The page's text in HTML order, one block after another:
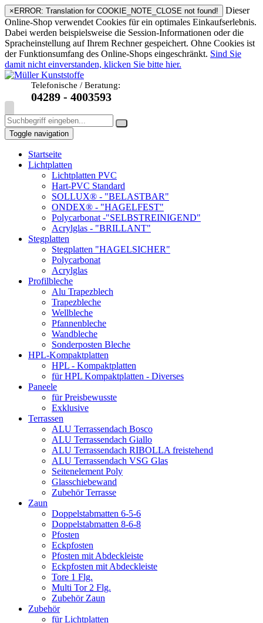
× ERROR: Translation for COOKIE_NOTE_CLOSE not found!
Dieser
Online-Shop verwendet Cookies für ein optimales Einkaufserlebnis.
Dabei werden beispielsweise die Session-Informationen oder die
Spracheinstellung auf Ihrem Rechner gespeichert. Ohne Cookies ist
der Funktionsumfang des Online-Shops eingeschränkt. Sind Sie
damit nicht einverstanden, klicken Sie bitte hier.
Telefonische / Beratung:
04289 - 4003593
Toggle navigation
Startseite
Lichtplatten
Lichtplatten PVC
Hart-PVC Standard
SOLLUX® - "BELASTBAR"
ONDEX® - "HAGELFEST"
Polycarbonat -"SELBSTREINIGEND"
Acrylglas - "BRILLANT"
Stegplatten
Stegplatten "HAGELSICHER"
Polycarbonat
Acrylglas
Profilbleche
Alu Trapezblech
Trapezbleche
Wellbleche
Pfannenbleche
Wandbleche
Sonderposten Bleche
HPL-Kompaktplatten
HPL - Kompaktplatten
für HPL Kompaktplatten - Diverses
Paneele
für Preisbewusste
Exklusive
Terrassen
ALU Terrassendach Bosco
ALU Terrassendach Giallo
ALU Terrassendach RIBOLLA freistehend
ALU Terrassendach VSG Glas
Seitenelement Poly
Glasschiebewand
Zubehör Terrasse
Zaun
Doppelstabmatten 6-5-6
Doppelstabmatten 8-6-8
Pfosten
Eckpfosten
Pfosten mit Abdeckleiste
Eckpfosten mit Abdeckleiste
Tore 1 Flg.
Multi Tor 2 Flg.
Zubehör Zaun
Zubehör
für Lichtplatten